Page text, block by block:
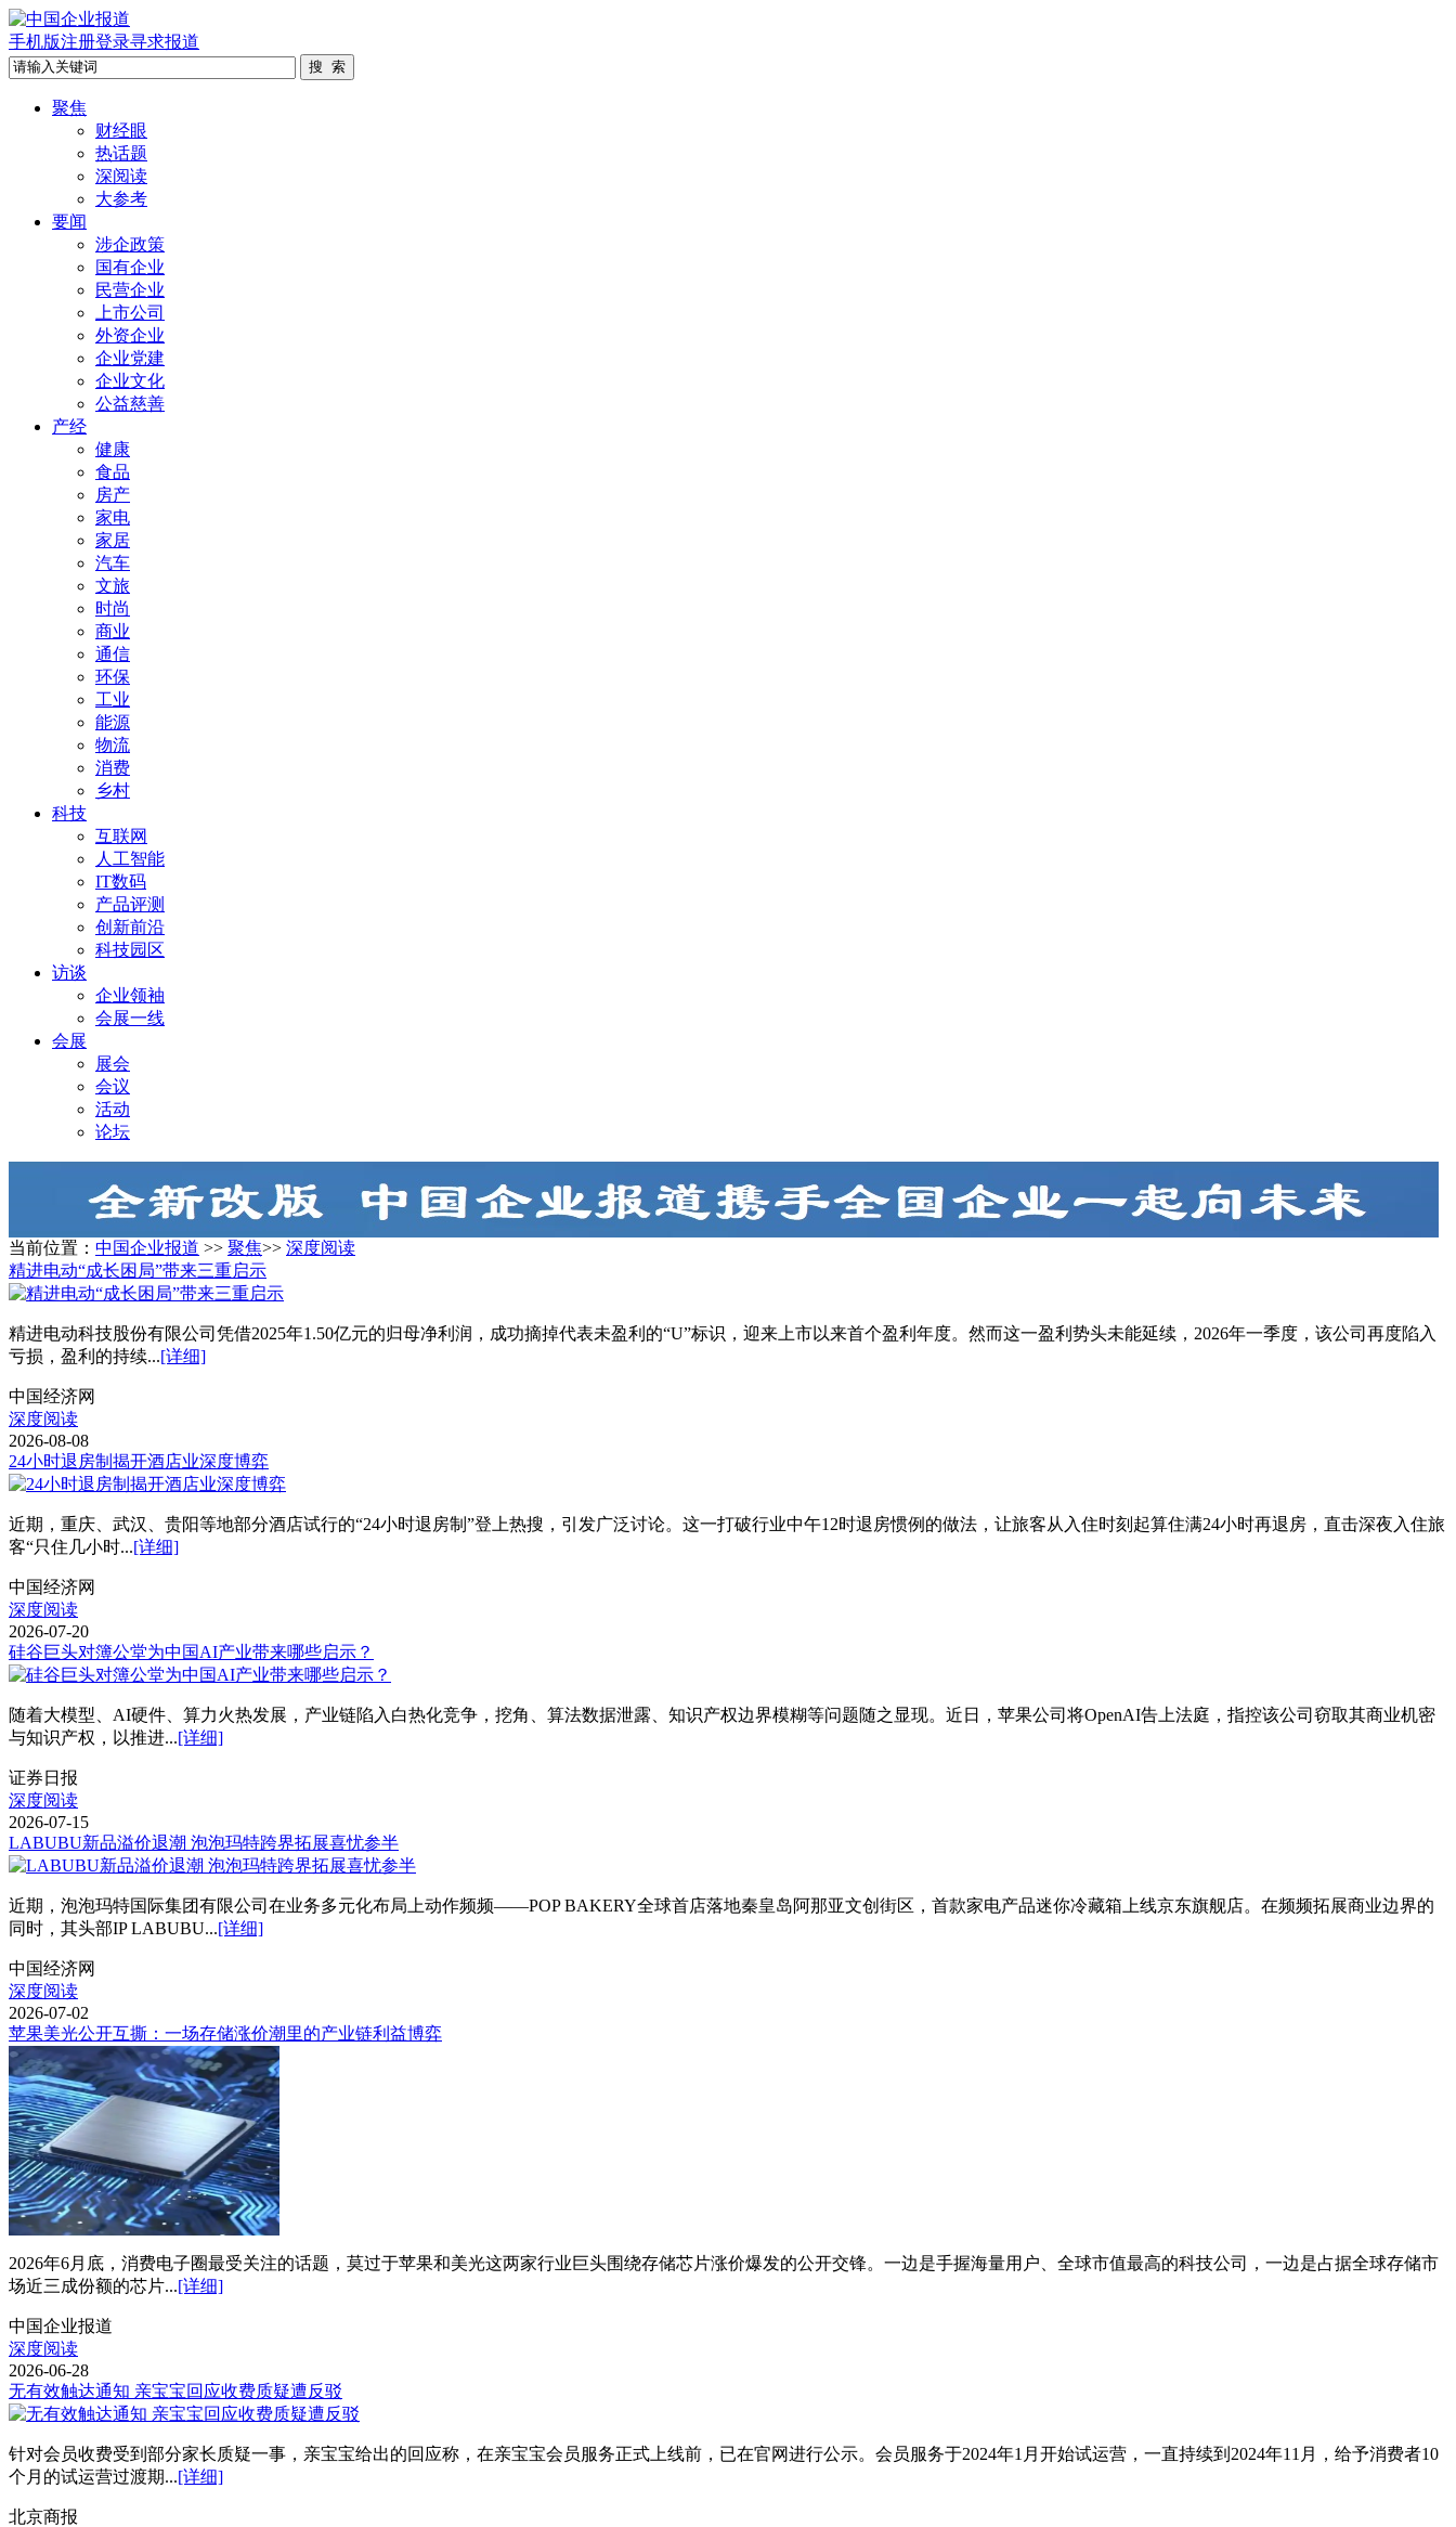
手机版注册登录寻求报道
聚焦
财经眼
热话题
深阅读
大参考
要闻
涉企政策
国有企业
民营企业
上市公司
外资企业
企业党建
企业文化
公益慈善
产经
健康
食品
房产
家电
家居
汽车
文旅
时尚
商业
通信
环保
工业
能源
物流
消费
乡村
科技
互联网
人工智能
IT数码
产品评测
创新前沿
科技园区
访谈
企业领袖
会展一线
会展
展会
会议
活动
论坛
当前位置： 中国企业报道 >> 聚焦>> 深度阅读
精进电动“成长困局”带来三重启示
精进电动科技股份有限公司凭借2025年1.50亿元的归母净利润，成功摘掉代表未盈利的“U”标识，迎来上市以来首个盈利年度。然而这一盈利势头未能延续，2026年一季度，该公司再度陷入
亏损，盈利的持续...[详细]
中国经济网
深度阅读
2026-08-08
24小时退房制揭开酒店业深度博弈
近期，重庆、武汉、贵阳等地部分酒店试行的“24小时退房制”登上热搜，引发广泛讨论。这一打破行业中午12时退房惯例的做法，让旅客从入住时刻起算住满24小时再退房，直击深夜入住旅
客“只住几小时...[详细]
中国经济网
深度阅读
2026-07-20
硅谷巨头对簿公堂为中国AI产业带来哪些启示？
随着大模型、AI硬件、算力火热发展，产业链陷入白热化竞争，挖角、算法数据泄露、知识产权边界模糊等问题随之显现。近日，苹果公司将OpenAI告上法庭，指控该公司窃取其商业机密
与知识产权，以推进...[详细]
证券日报
深度阅读
2026-07-15
LABUBU新品溢价退潮 泡泡玛特跨界拓展喜忧参半
近期，泡泡玛特国际集团有限公司在业务多元化布局上动作频频——POP BAKERY全球首店落地秦皇岛阿那亚文创街区，首款家电产品迷你冷藏箱上线京东旗舰店。在频频拓展商业边界的
同时，其头部IP LABUBU...[详细]
中国经济网
深度阅读
2026-07-02
苹果美光公开互撕：一场存储涨价潮里的产业链利益博弈
2026年6月底，消费电子圈最受关注的话题，莫过于苹果和美光这两家行业巨头围绕存储芯片涨价爆发的公开交锋。一边是手握海量用户、全球市值最高的科技公司，一边是占据全球存储市
场近三成份额的芯片...[详细]
中国企业报道
深度阅读
2026-06-28
无有效触达通知 亲宝宝回应收费质疑遭反驳
针对会员收费受到部分家长质疑一事，亲宝宝给出的回应称，在亲宝宝会员服务正式上线前，已在官网进行公示。会员服务于2024年1月开始试运营，一直持续到2024年11月，给予消费者10
个月的试运营过渡期...[详细]
北京商报